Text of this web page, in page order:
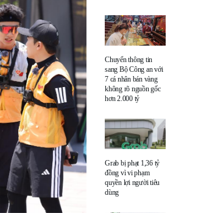
Chuyển thông tin
sang Bộ Công an với
7 cá nhân bán vàng
không rõ nguồn gốc
hơn 2.000 tỷ
Grab bị phạt 1,36 tỷ
đồng vì vi phạm
quyền lợi người tiêu
dùng